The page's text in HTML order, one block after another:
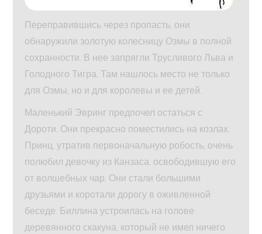
Переправившись через пропасть, они
обнаружили золотую колесницу Озмы в полной
сохранности. В нее запрягли Трусливого Льва и
Голодного Тигра. Там нашлось место не только
для Озмы, но и для королевы и ее детей.
Маленький Эвринг предпочел остаться с
Дороти. Они прекрасно поместились на козлах.
Принц, утратив первоначальную робость, очень
полюбил девочку из Канзаса, освободившую его
от волшебных чар. Они стали большими
друзьями и коротали дорогу в оживленной
беседе. Биллина устроилась на голове
деревянного скакуна, который не имел ничего